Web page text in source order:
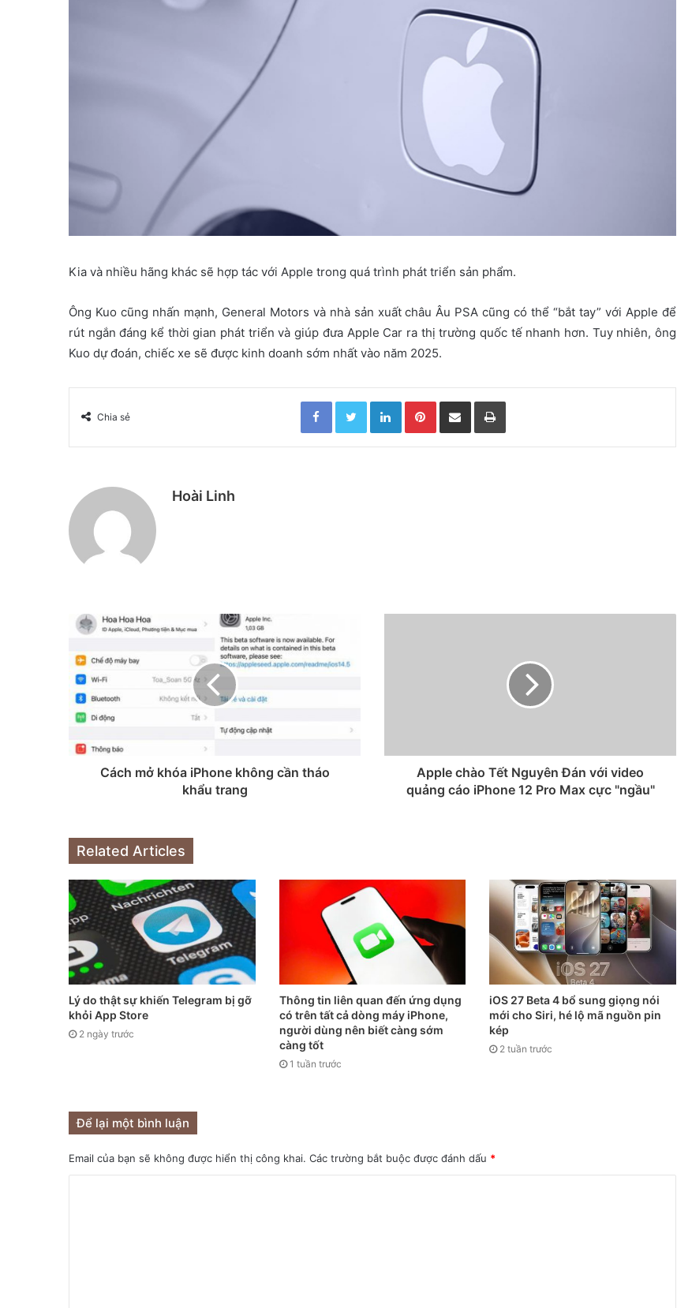
Kia và nhiều hãng khác sẽ hợp tác với Apple trong quá trình phát triển sản phẩm.
Ông Kuo cũng nhấn mạnh, General Motors và nhà sản xuất châu Âu PSA cũng có thể “bắt tay” với Apple để
rút ngắn đáng kể thời gian phát triển và giúp đưa Apple Car ra thị trường quốc tế nhanh hơn. Tuy nhiên, ông
Kuo dự đoán, chiếc xe sẽ được kinh doanh sớm nhất vào năm 2025.
Chia sẻ
Facebook Twitter LinkedIn Pinterest Chia sẻ qua email In
Hoài Linh
Cách mở khóa iPhone không cần tháo
khẩu trang
Apple chào Tết Nguyên Đán với video
quảng cáo iPhone 12 Pro Max cực "ngầu"
Related Articles
Lý do thật sự khiến Telegram bị gỡ
khỏi App Store
2 ngày trước
Thông tin liên quan đến ứng dụng
có trên tất cả dòng máy iPhone,
người dùng nên biết càng sớm
càng tốt
1 tuần trước
iOS 27 Beta 4 bổ sung giọng nói
mới cho Siri, hé lộ mã nguồn pin
kép
2 tuần trước
Để lại một bình luận
Email của bạn sẽ không được hiển thị công khai. Các trường bắt buộc được đánh dấu *